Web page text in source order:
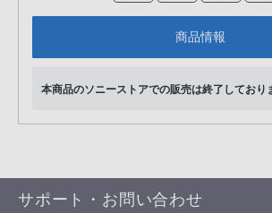
商品情報
本商品のソニーストアでの販売は終了しており
サポート・お問い合わせ